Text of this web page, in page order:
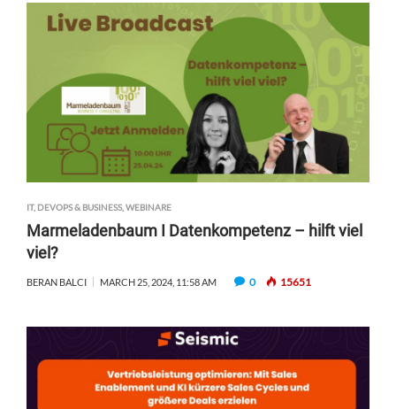
IT, DEVOPS & BUSINESS, WEBINARE
Marmeladenbaum I Datenkompetenz – hilft viel
viel?
BERAN BALCI MARCH 25, 2024, 11:58 AM 0 15651